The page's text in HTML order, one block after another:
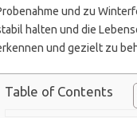
und zu
halten und die
und gezielt zu
Table of Contents